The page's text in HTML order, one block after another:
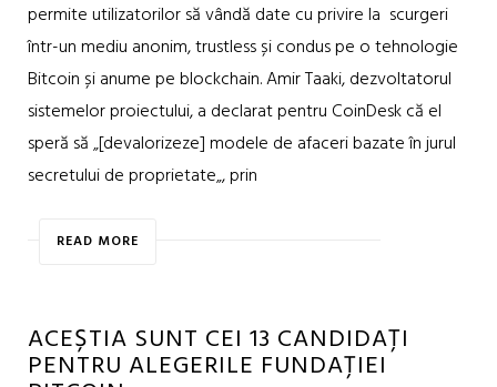
permite utilizatorilor să vândă date cu privire la scurgeri
într-un mediu anonim, trustless și condus pe o tehnologie
Bitcoin și anume pe blockchain. Amir Taaki, dezvoltatorul
sistemelor proiectului, a declarat pentru CoinDesk că el
speră să „[devalorizeze] modele de afaceri bazate în jurul
secretului de proprietate„, prin
READ MORE
ACEȘTIA SUNT CEI 13 CANDIDAȚI
PENTRU ALEGERILE FUNDAȚIEI